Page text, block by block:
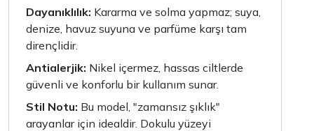
Dayanıklılık: Kararma ve solma yapmaz; suya,
denize, havuz suyuna ve parfüme karşı tam
dirençlidir.
Antialerjik: Nikel içermez, hassas ciltlerde
güvenli ve konforlu bir kullanım sunar.
Stil Notu: Bu model, "zamansız şıklık"
arayanlar için idealdir. Dokulu yüzeyi